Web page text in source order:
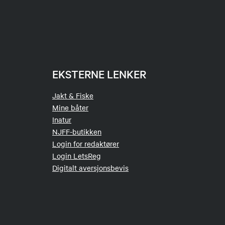
EKSTERNE LENKER
Jakt & Fiske
Mine båter
Inatur
NJFF-butikken
Login for redaktører
Login LetsReg
Digitalt aversjonsbevis